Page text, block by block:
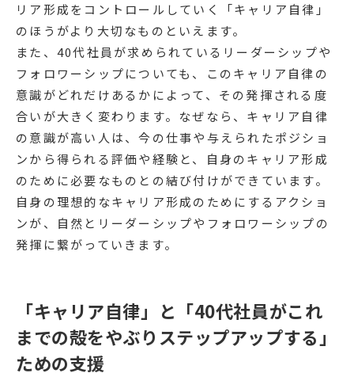
リア形成をコントロールしていく「キャリア自律」
のほうがより大切なものといえます。
また、40代社員が求められているリーダーシップや
フォロワーシップについても、このキャリア自律の
意識がどれだけあるかによって、その発揮される度
合いが大きく変わります。なぜなら、キャリア自律
の意識が高い人は、今の仕事や与えられたポジショ
ンから得られる評価や経験と、自身のキャリア形成
のために必要なものとの結び付けができています。
自身の理想的なキャリア形成のためにするアクショ
ンが、自然とリーダーシップやフォロワーシップの
発揮に繋がっていきます。
「キャリア自律」と「40代社員がこれ
までの殻をやぶりステップアップする」
ための支援